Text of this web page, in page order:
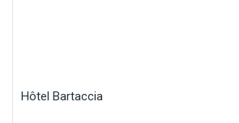
Hôtel Bartaccia